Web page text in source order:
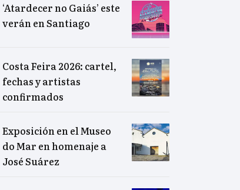
‘Atardecer no Gaiás’ este
verán en Santiago
Costa Feira 2026: cartel,
fechas y artistas
confirmados
Exposición en el Museo
do Mar en homenaje a
José Suárez